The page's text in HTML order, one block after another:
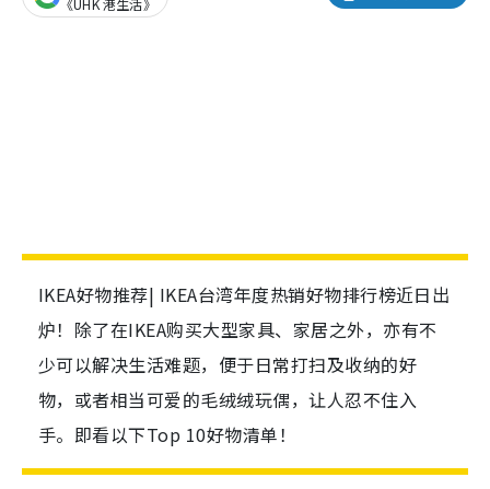
《UHK 港生活》
IKEA好物推荐| IKEA台湾年度热销好物排行榜近日出
炉！除了在IKEA购买大型家具、家居之外，亦有不
少可以解决生活难题，便于日常打扫及收纳的好
物，或者相当可爱的毛绒绒玩偶，让人忍不住入
手。即看以下Top 10好物清单！